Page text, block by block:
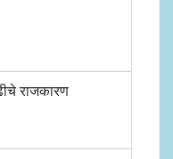
राजकारण